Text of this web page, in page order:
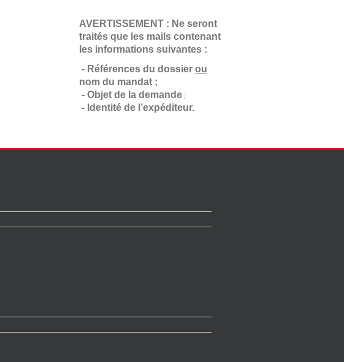
AVERTISSEMENT : Ne seront
traités que les mails contenant
les informations suivantes :
- Références du dossier ou
nom du mandat ;
- Objet de la demande ;
- Identité de l’expéditeur.